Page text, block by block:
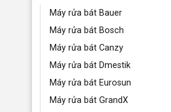
Máy rửa bát Bauer
Máy rửa bát Bosch
Máy rửa bát Canzy
Máy rửa bát Dmestik
Máy rửa bát Eurosun
Máy rửa bát GrandX